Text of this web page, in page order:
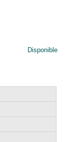
Disponible